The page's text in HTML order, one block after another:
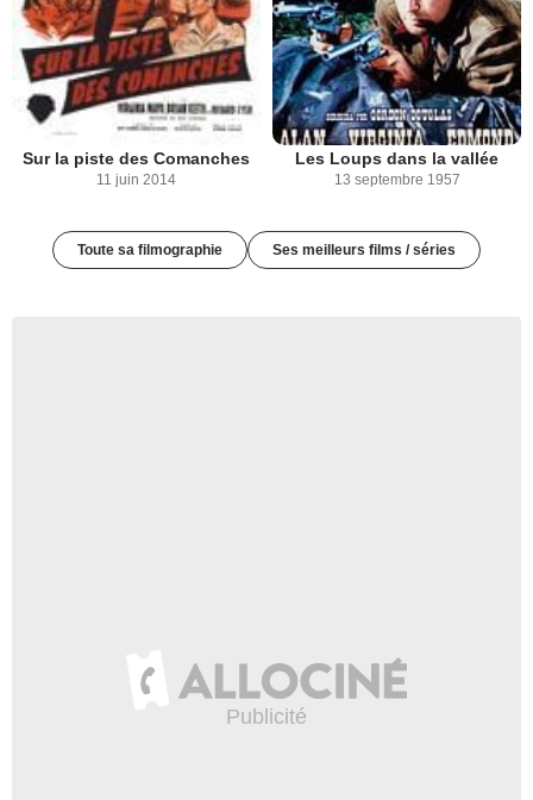
Sur la piste des Comanches
11 juin 2014
Les Loups dans la vallée
13 septembre 1957
Toute sa filmographie Ses meilleurs films / séries